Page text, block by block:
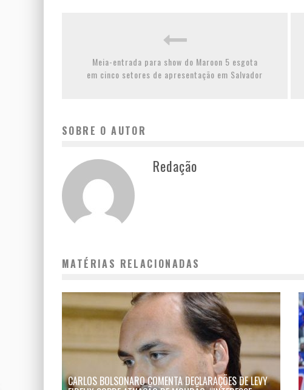
Meia-entrada para show do Maroon 5 esgota
em cinco setores de apresentação em Salvador
SOBRE O AUTOR
Redação
MATÉRIAS RELACIONADAS
CARLOS BOLSONARO COMENTA DECLARAÇÕES DE LEVY